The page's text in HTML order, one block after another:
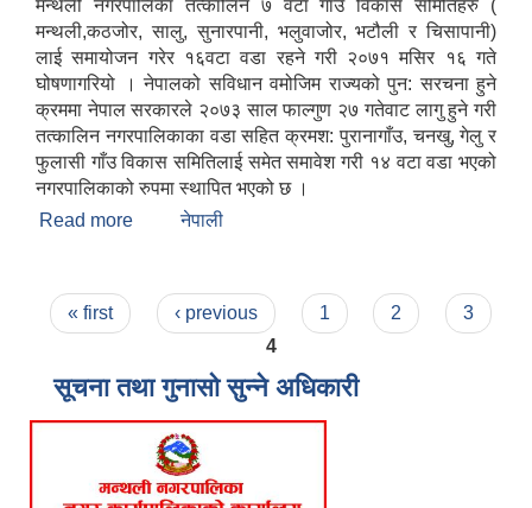
मन्थली नगरपालिका तत्कालिन ७ वटा गाउँ विकास समितिहरु (
मन्थली,कठजोर, सालु, सुनारपानी, भलुवाजोर, भटौली र चिसापानी)
लाई समायोजन गरेर १६वटा वडा रहने गरी २०७१ मसिर १६ गते
घोषणागरियो । नेपालको सविधान वमोजिम राज्यको पुन: सरचना हुने
क्रममा नेपाल सरकारले २०७३ साल फाल्गुण २७ गतेवाट लागु हुने गरी
तत्कालिन नगरपालिकाका वडा सहित क्रमश: पुरानागाँउ, चनखु, गेलु र
फुलासी गाँउ विकास समितिलाई समेत समावेश गरी १४ वटा वडा भएको
नगरपालिकाको रुपमा स्थापित भएको छ ।
Read more about Brief Introduction
नेपाली
Pages
« first ‹ previous 1 2
3
4
सूचना तथा गुनासो सुन्ने अधिकारी